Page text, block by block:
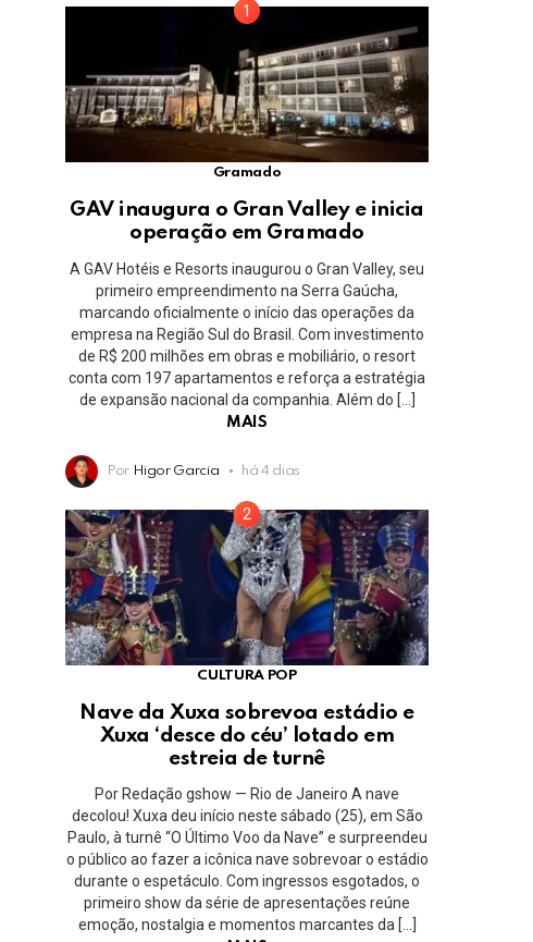
Gramado
GAV inaugura o Gran Valley e inicia
operação em Gramado
A GAV Hotéis e Resorts inaugurou o Gran Valley, seu
primeiro empreendimento na Serra Gaúcha,
marcando oficialmente o início das operações da
empresa na Região Sul do Brasil. Com investimento
de R$ 200 milhões em obras e mobiliário, o resort
conta com 197 apartamentos e reforça a estratégia
de expansão nacional da companhia. Além do […]
MAIS
Por Higor Garcia há 4 dias
CULTURA POP
Nave da Xuxa sobrevoa estádio e
Xuxa ‘desce do céu’ lotado em
estreia de turnê
Por Redação gshow — Rio de Janeiro A nave
decolou! Xuxa deu início neste sábado (25), em São
Paulo, à turnê “O Último Voo da Nave” e surpreendeu
o público ao fazer a icônica nave sobrevoar o estádio
durante o espetáculo. Com ingressos esgotados, o
primeiro show da série de apresentações reúne
emoção, nostalgia e momentos marcantes da […]